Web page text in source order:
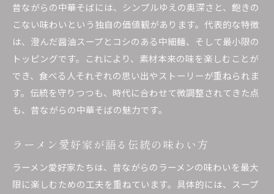
ラーメンの醤油スープが生み出す奥深さ
伝統の醤油ラーメンが愛される理由とは
ラーメン通も唸る醤油ラーメンの味わい方
醤油ラーメンと昔ながらの特徴的な違い
ラーメンで味わう醤油本来の風味を堪能
自宅で作る昔ながらのラーメン手順
家庭で昔ながらのラーメンを再現するコツ
シコシコ麺を自宅で作るための基本手順
ラーメンの風味を引き出す調理の工夫とは
昔ながらの中華そばには、シンプルゆえの奥深さと、飽きの
こない味わいという独自の価値観があります。代表的な特徴
は、澄んだ醤油スープとコシのある中細麺、そして最小限の
トッピングです。これにより、素材本来の味を楽しむことが
でき、食べる人それぞれの思い出やストーリーが重ねられま
す。伝統を守りつつも、時代に合わせて微調整されてきた点
も、昔ながらの中華そばの魅力です。
ラーメン愛好家が語る伝統の味わい方
ラーメン愛好家たちは、昔ながらのラーメンの味わいを最大
限に楽しむための工夫を重ねています。具体的には、スープ